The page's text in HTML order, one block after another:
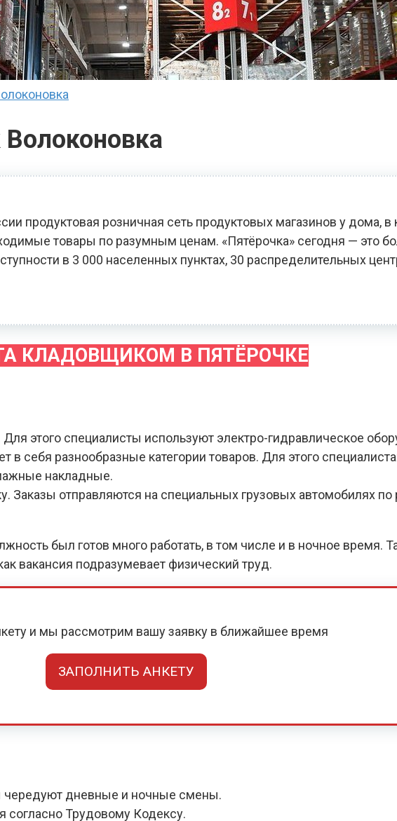
продуктовая розничная сеть продуктовых магазинов у дома, в
товары по разумным ценам. «Пятёрочка» сегодня — это
в 3 000 населенных пунктах, 30 распределительных
КЛАДОВЩИКОМ В ПЯТЁРОЧКЕ
этого специалисты используют электро-гидравлическое
в себя разнообразные категории товаров. Для этого
накладные.
Заказы отправляются на специальных грузовых автомобилях
был готов много работать, в том числе и в ночное время.
вакансия подразумевает физический труд.
и мы рассмотрим вашу заявку в ближайшее время
ЗАПОЛНИТЬ АНКЕТУ
чередуют дневные и ночные смены.
согласно Трудовому Кодексу.